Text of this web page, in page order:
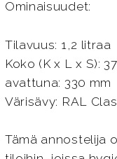
Ominaisuudet:
Tilavuus: 1,2 litraa
Koko (K x L x S):
avattuna: 330 mm
Värisävy: RAL
Tämä annostelija